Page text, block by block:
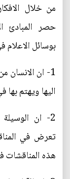
من خلال
حصر المبادئ
بوسائل
1- ان
اليها ويهتم
2- ان
تعرض في
هذه المناقشات